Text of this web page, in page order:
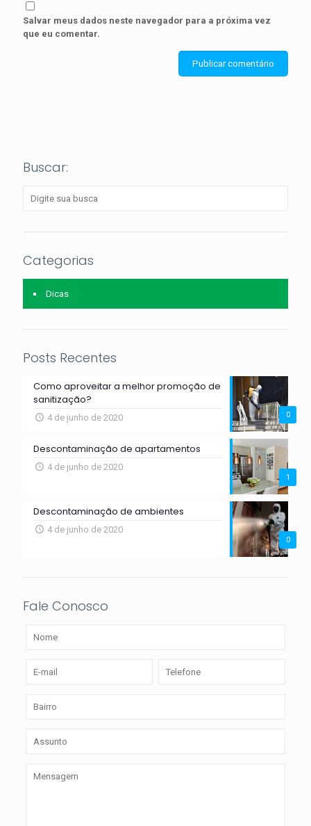
Salvar meus dados neste navegador para a próxima vez
que eu comentar.
Buscar:
Categorias
Dicas
Posts Recentes
0
Como aproveitar a melhor promoção de
sanitização?
4 de junho de 2020
1
Descontaminação de apartamentos
4 de junho de 2020
0
Descontaminação de ambientes
4 de junho de 2020
Fale Conosco